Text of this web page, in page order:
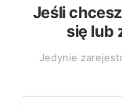
Jeśli
się lub
Jedynie